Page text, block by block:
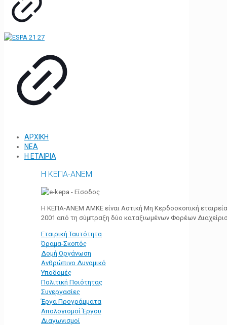
ΑΡΧΙΚΗ
ΝΕΑ
Η ΕΤΑΙΡΙΑ
Η ΚΕΠΑ-ΑΝΕΜ
Η ΚΕΠΑ-ΑΝΕΜ ΑΜΚΕ είναι Αστική Μη Κερδοσκοπική
2001 από τη σύμπραξη δύο καταξιωμένων Φορέων
Εταιρική Ταυτότητα
Όραμα-Σκοπός
Δομή Οργάνωση
Ανθρώπινο Δυναμικό
Υποδομές
Πολιτική Ποιότητας
Συνεργασίες
Έργα Προγράμματα
Απολογισμοί Έργου
Διαγωνισμοί